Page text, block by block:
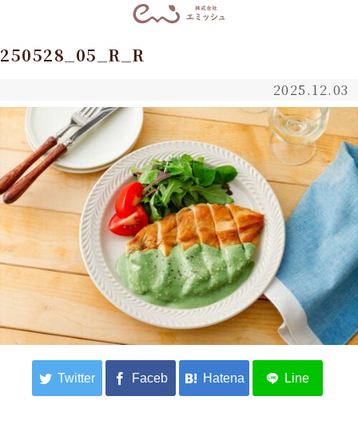
250528_05_R_R
2025.12.03